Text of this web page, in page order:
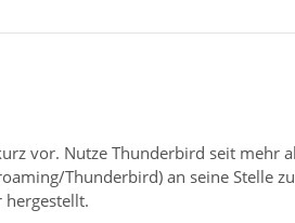
vor. Nutze Thunderbird seit mehr
Thunderbird) an seine Stelle
hergestellt.